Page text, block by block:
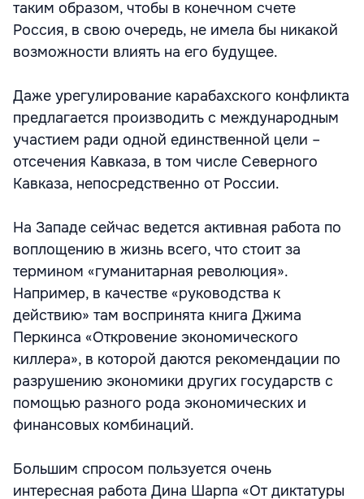
таким образом, чтобы в конечном счете
Россия, в свою очередь, не имела бы никакой
возможности влиять на его будущее.
Даже урегулирование карабахского конфликта
предлагается производить с международным
участием ради одной единственной цели –
отсечения Кавказа, в том числе Северного
Кавказа, непосредственно от России.
На Западе сейчас ведется активная работа по
воплощению в жизнь всего, что стоит за
термином «гуманитарная революция».
Например, в качестве «руководства к
действию» там воспринята книга Джима
Перкинса «Откровение экономического
киллера», в которой даются рекомендации по
разрушению экономики других государств с
помощью разного рода экономических и
финансовых комбинаций.
Большим спросом пользуется очень
интересная работа Дина Шарпа «От диктатуры